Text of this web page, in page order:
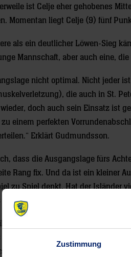
Zustimmung
ist Celje eher gehobenes
Momentan liegt Celje (9) fünf
als ein deutlicher Löwen-Sieg
Mannschaft, aber auch eine,
nicht optimal. Nicht jeder
die auch in St.
doch auch sein Einsatz ist
einem perfekten
Erklärt Gudmundsson.
dass die Ausgangslage fürs
Rang fix. Und da ist ein kleiner
zu Spiel denkt. Hat der Isländer
die anderen? „Nein, nein“,
da nicht wirklich. Denn es
Polen, das aktuell als
werden.